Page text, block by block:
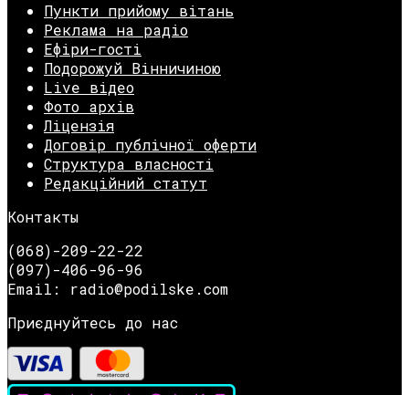
Пункти прийому вітань
Реклама на радіо
Ефіри-гості
Подорожуй Вінничиною
Live відео
Фото архів
Ліцензія
Договір публічної оферти
Структура власності
Редакційний статут
Контакты
(068)-209-22-22
(097)-406-96-96
Email: radio@podilske.com
Приєднуйтесь до нас